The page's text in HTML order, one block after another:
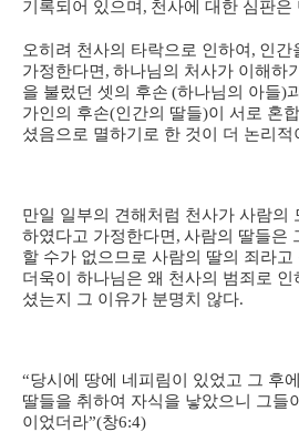
기록되어 있으며 , 천사에 대한 심판은
오히려 천사의 타락으로 인하여 , 인간
가정한다면 , 하나님의 처사가 이해하
을 불렀던 셋의 후손 (하나님의 아들)
가인의 후손(인간의 딸들)이 서로 혼
셨음으로 멸하기로 한 것이 더 논리적
만일 일부의 견해처럼 천사가 사람의
하였다고 가정한다면 , 사람의 딸들은
할 수가 없으므로 사람의 딸의 죄라
더욱이 하나님은 왜 천사의 범죄로
셨는지 그 이유가 분명치 않다.
“당시에 땅에 네피림이 있었고 그 후
딸들을 취하여 자식을 낳았으니 그들
이었더라”(창6:4)